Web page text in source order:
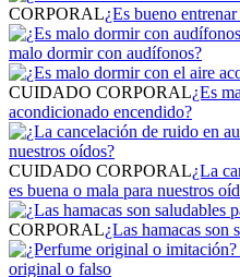
CORPORAL¿Es bueno
malo dormir con audífonos?
CUIDADO CORPORAL¿Es
acondicionado encendido?
CUIDADO CORPORAL¿La
es buena o mala para nuestros
CORPORAL¿Las hamacas son